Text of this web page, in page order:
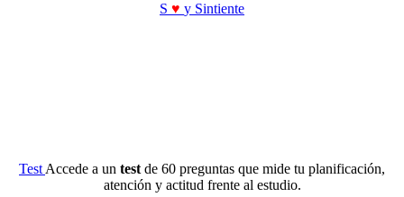
S ♥ y Sintiente
Test Accede a un test de 60 preguntas que mide tu planificación,
atención y actitud frente al estudio.